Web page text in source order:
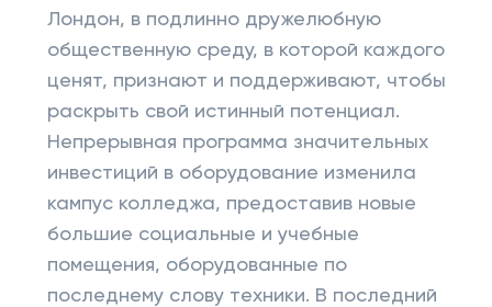
Лондон, в подлинно дружелюбную
общественную среду, в которой каждого
ценят, признают и поддерживают, чтобы
раскрыть свой истинный потенциал.
Непрерывная программа значительных
инвестиций в оборудование изменила
кампус колледжа, предоставив новые
большие социальные и учебные
помещения, оборудованные по
последнему слову техники. В последний